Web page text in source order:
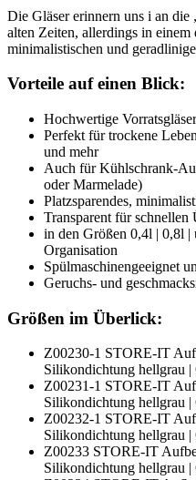
Die Gläser erinnern uns i an die
alten Zeiten, allerdings in einem
minimalistischen und
Vorteile auf einen Blick:
Hochwertige
Perfekt für trockene
und mehr
Auch für Kühlschrank-
oder Marmelade)
Platzsparendes,
Transparent für
in den Größen 0,4l | 0,8l |
Organisation
Spülmaschinengeeignet
Geruchs- und
Größen im Überlick:
Z00230-1 STORE-IT
Silikondichtung hellgrau
Z00231-1 STORE-IT
Silikondichtung hellgrau
Z00232-1 STORE-IT
Silikondichtung hellgrau
Z00233 STORE-IT
Silikondichtung hellgrau